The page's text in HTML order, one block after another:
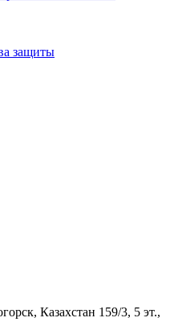
защиты
Казахстан 159/3, 5 эт.,